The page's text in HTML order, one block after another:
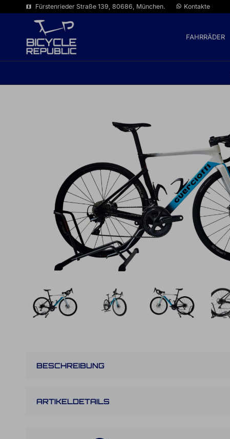
map Fürstenrieder Straße 139, 80686, München. Kontakte
FAHRRÄDER
BESCHREIBUNG
ARTIKELDETAILS